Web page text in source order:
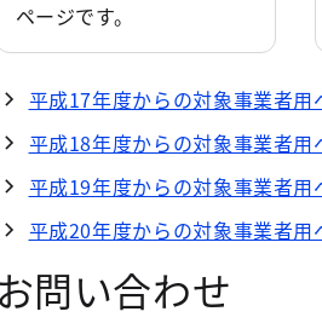
ページです。
平成17年度からの対象事業者用
平成18年度からの対象事業者用
平成19年度からの対象事業者用
平成20年度からの対象事業者用
お問い合わせ